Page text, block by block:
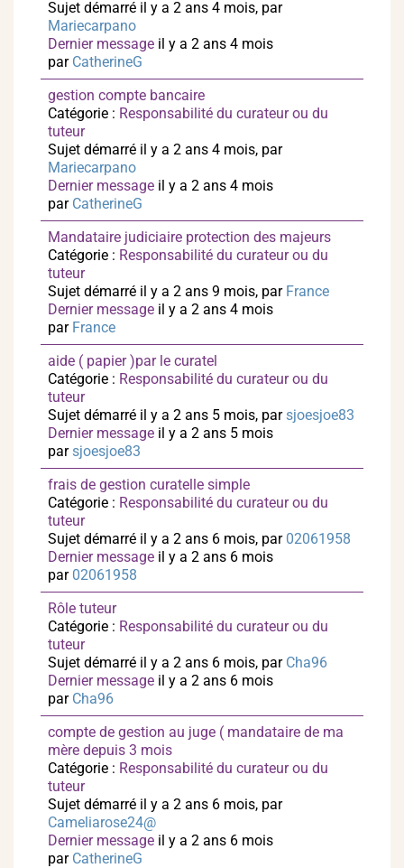
Sujet démarré il y a 2 ans 4 mois, par
Mariecarpano
Dernier message il y a 2 ans 4 mois
par CatherineG
gestion compte bancaire
Catégorie : Responsabilité du curateur ou du
tuteur
Sujet démarré il y a 2 ans 4 mois, par
Mariecarpano
Dernier message il y a 2 ans 4 mois
par CatherineG
Mandataire judiciaire protection des majeurs
Catégorie : Responsabilité du curateur ou du
tuteur
Sujet démarré il y a 2 ans 9 mois, par France
Dernier message il y a 2 ans 4 mois
par France
aide ( papier )par le curatel
Catégorie : Responsabilité du curateur ou du
tuteur
Sujet démarré il y a 2 ans 5 mois, parsjoesjoe83
Dernier message il y a 2 ans 5 mois
parsjoesjoe83
frais de gestion curatelle simple
Catégorie : Responsabilité du curateur ou du
tuteur
Sujet démarré il y a 2 ans 6 mois, par 02061958
Dernier message il y a 2 ans 6 mois
par 02061958
Rôle tuteur
Catégorie : Responsabilité du curateur ou du
tuteur
Sujet démarré il y a 2 ans 6 mois, par Cha96
Dernier message il y a 2 ans 6 mois
par Cha96
compte de gestion au juge ( mandataire de ma
mère depuis 3 mois
Catégorie : Responsabilité du curateur ou du
tuteur
Sujet démarré il y a 2 ans 6 mois, par
Cameliarose24@
Dernier message il y a 2 ans 6 mois
par CatherineG